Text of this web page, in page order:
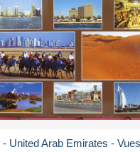
- United Arab Emirates -